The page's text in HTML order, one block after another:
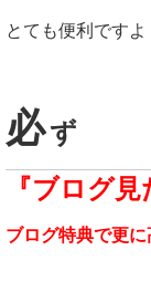
とても便利ですよ
必ず
『ブログ見
ブログ特典で更に